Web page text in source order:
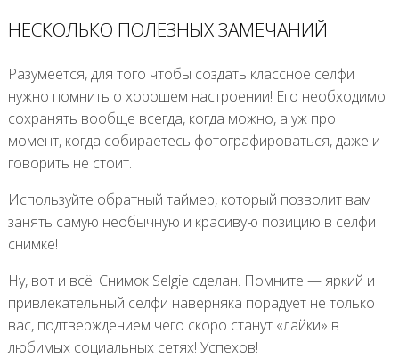
НЕСКОЛЬКО ПОЛЕЗНЫХ ЗАМЕЧАНИЙ
Разумеется, для того чтобы создать классное селфи
нужно помнить о хорошем настроении! Его необходимо
сохранять вообще всегда, когда можно, а уж про
момент, когда собираетесь фотографироваться, даже и
говорить не стоит.
Используйте обратный таймер, который позволит вам
занять самую необычную и красивую позицию в селфи
снимке!
Ну, вот и всё! Снимок Selgie сделан. Помните — яркий и
привлекательный селфи наверняка порадует не только
вас, подтверждением чего скоро станут «лайки» в
любимых социальных сетях! Успехов!